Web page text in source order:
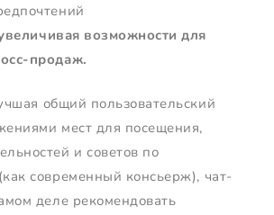
возможности для
продаж.
общий пользовательский
мест для посещения,
и советов по
современный консьерж), чат-
деле рекомендовать